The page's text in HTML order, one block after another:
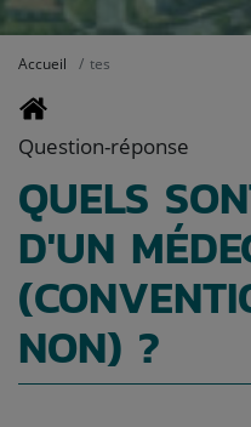
Accueil tes
Question-réponse
QUELS
D'UN
NON) ?